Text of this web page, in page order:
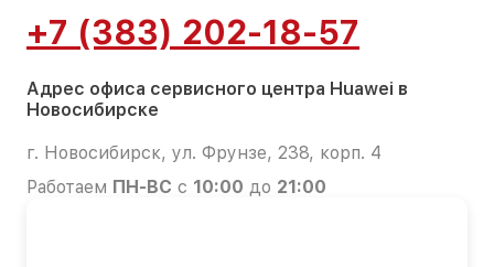
+7 (383) 202-18-57
Адрес офиса сервисного центра Huawei в
Новосибирске
г. Новосибирск, ул. Фрунзе, 238, корп. 4
Работаем ПН-ВС с 10:00 до 21:00